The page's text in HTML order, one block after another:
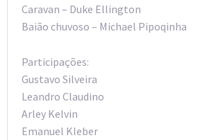
Caravan – Duke Ellington
Baião chuvoso – Michael Pipoqinha
Participações:
Gustavo Silveira
Leandro Claudino
Arley Kelvin
Emanuel Kleber